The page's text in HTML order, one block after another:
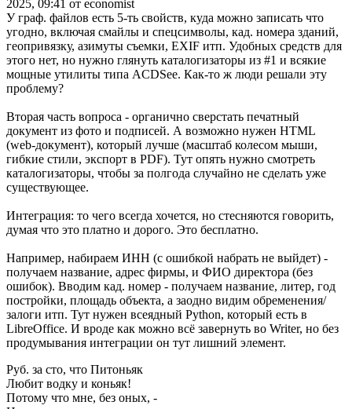
2025, 09:41 от economist
У граф. файлов есть 5-ть свойств, куда можно записать что
угодно, включая смайлы и спецсимволы, кад. номера зданий,
геопривязку, азимуты съемки, EXIF итп. Удобных средств для
этого нет, но нужно глянуть каталогизаторы из #1 и всякие
мощные утилиты типа ACDSee. Как-то ж люди решали эту
проблему?
Вторая часть вопроса - органично сверстать печатный
документ из фото и подписей. А возможно нужен HTML
(web-документ), который лучше (масштаб колесом мыши,
гибкие стили, экспорт в PDF). Тут опять нужно смотреть
каталогизаторы, чтобы за полгода случайно не сделать уже
существующее.
Интеграция: то чего всегда хочется, но стесняются говорить,
думая что это платно и дорого. Это бесплатно.
Например, набираем ИНН (с ошибкой набрать не выйдет) -
получаем название, адрес фирмы, и ФИО директора (без
ошибок). Вводим кад. номер - получаем название, литер, год
постройки, площадь объекта, а заодно видим обременения/
залоги итп. Тут нужен всеядный Python, который есть в
LibreOffice. И вроде как можно всё завернуть во Writer, но без
продумывания интеграции он тут лишний элемент.
Руб. за сто, что Питоньяк
Любит водку и коньяк!
Потому что мне, без оных, -